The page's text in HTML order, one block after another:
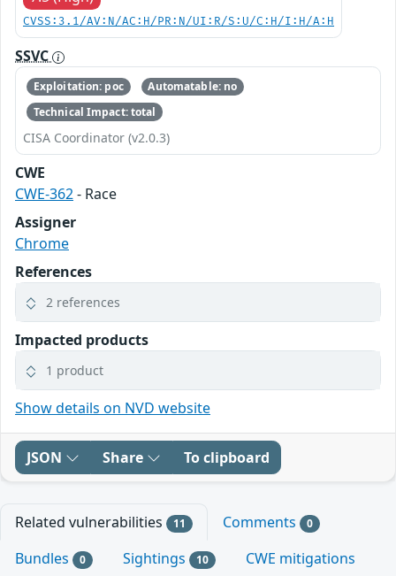
CVSS:3.1/AV:N/AC:H/PR:N/UI:R/S:U/C:H/I:H/A:H
SSVC
Exploitation: poc
Automatable: no
Technical Impact: total
CISA Coordinator (v2.0.3)
CWE
CWE-362- Race
Assigner
Chrome
References
2 references
Impacted products
1 product
Show details on NVD website
JSON Share To clipboard
Related vulnerabilities 11 Comments 0
Bundles 0 Sightings 10
CWE mitigations